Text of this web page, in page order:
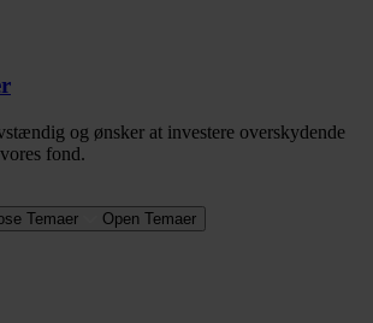
og ønsker at investere overskydende
fond.
Temaer Open Temaer